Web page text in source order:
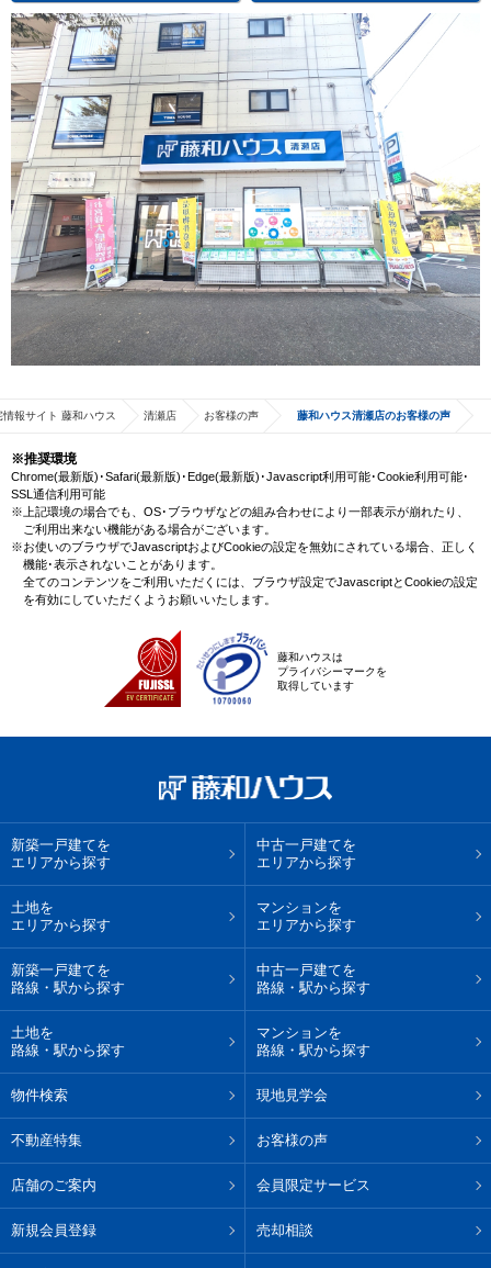
情報サイト 藤和ハウス 清瀬店 お客様の声 藤和ハウス清瀬店のお客様の声
※推奨環境
Chrome(最新版)･Safari(最新版)･Edge(最新版)･Javascript利用可能･Cookie利用可能･
SSL通信利用可能
※上記環境の場合でも、OS･ブラウザなどの組み合わせにより一部表示が崩れたり、
ご利用出来ない機能がある場合がございます。
※お使いのブラウザでJavascriptおよびCookieの設定を無効にされている場合、正しく
機能･表示されないことがあります。
全てのコンテンツをご利用いただくには、ブラウザ設定でJavascriptとCookieの設定
を有効にしていただくようお願いいたします。
藤和ハウスは
プライバシーマークを
取得しています
新築一戸建てを
エリアから探す
中古一戸建てを
エリアから探す
土地を
エリアから探す
マンションを
エリアから探す
新築一戸建てを
路線・駅から探す
中古一戸建てを
路線・駅から探す
土地を
路線・駅から探す
マンションを
路線・駅から探す
物件検索 現地見学会
不動産特集 お客様の声
店舗のご案内 会員限定サービス
新規会員登録 売却相談